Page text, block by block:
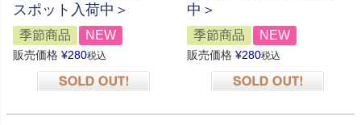
スポット入荷中＞
季節商品 NEW
販売価格 ¥280税込
中＞
季節商品 NEW
販売価格 ¥280税込